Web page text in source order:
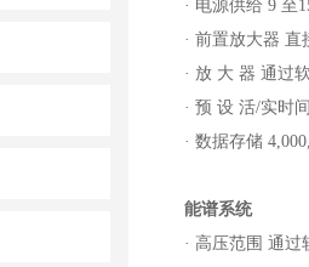
· 电源供给 9 至
· 前置放大器 直
· 放 大 器 通过
· 预 设 活/实时
· 数据存储
能谱系统
· 高压范围 通过